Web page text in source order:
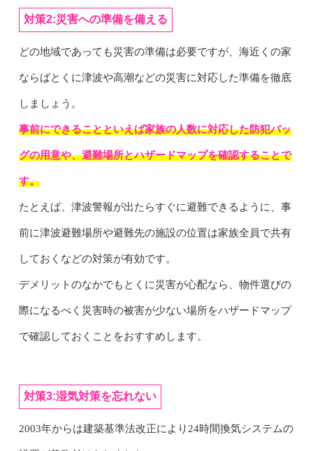
対策2:災害への準備を備える
どの地域であっても災害の準備は必要ですが、海近くの家
ならばとくに津波や高潮などの災害に対応した準備を徹底
しましょう。
事前にできることといえば家族の人数に対応した防犯バッ
グの用意や、避難場所とハザードマップを確認することで
す。
たとえば、津波警報が出たらすぐに避難できるように、事
前に津波避難場所や避難先の施設の位置は家族全員で共有
しておくなどの対策が有効です。
デメリットのなかでもとくに災害が心配なら、物件選びの
際になるべく災害時の被害が少ない場所をハザードマップ
で確認しておくことをおすすめします。
対策3:湿気対策を忘れない
2003年からは建築基準法改正により24時間換気システムの